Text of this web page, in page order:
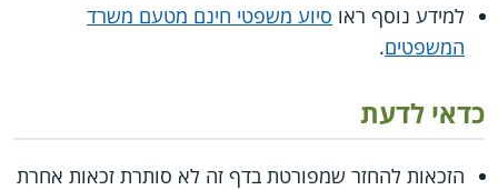
למידע נוסף ראו סיוע משפטי חינם מטעם משרד
המשפטים.
כדאי לדעת
הזכאות להחזר שמפורטת בדף זה לא סותרת זכאות אחרת